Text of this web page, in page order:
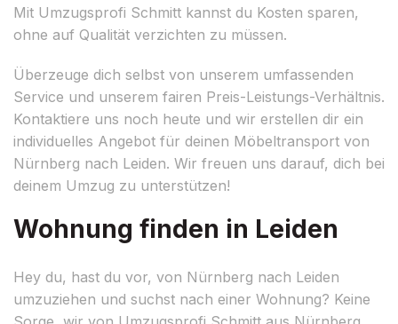
Mit Umzugsprofi Schmitt kannst du Kosten sparen,
ohne auf Qualität verzichten zu müssen.
Überzeuge dich selbst von unserem umfassenden
Service und unserem fairen Preis-Leistungs-Verhältnis.
Kontaktiere uns noch heute und wir erstellen dir ein
individuelles Angebot für deinen Möbeltransport von
Nürnberg nach Leiden. Wir freuen uns darauf, dich bei
deinem Umzug zu unterstützen!
Wohnung finden in Leiden
Hey du, hast du vor, von Nürnberg nach Leiden
umzuziehen und suchst nach einer Wohnung? Keine